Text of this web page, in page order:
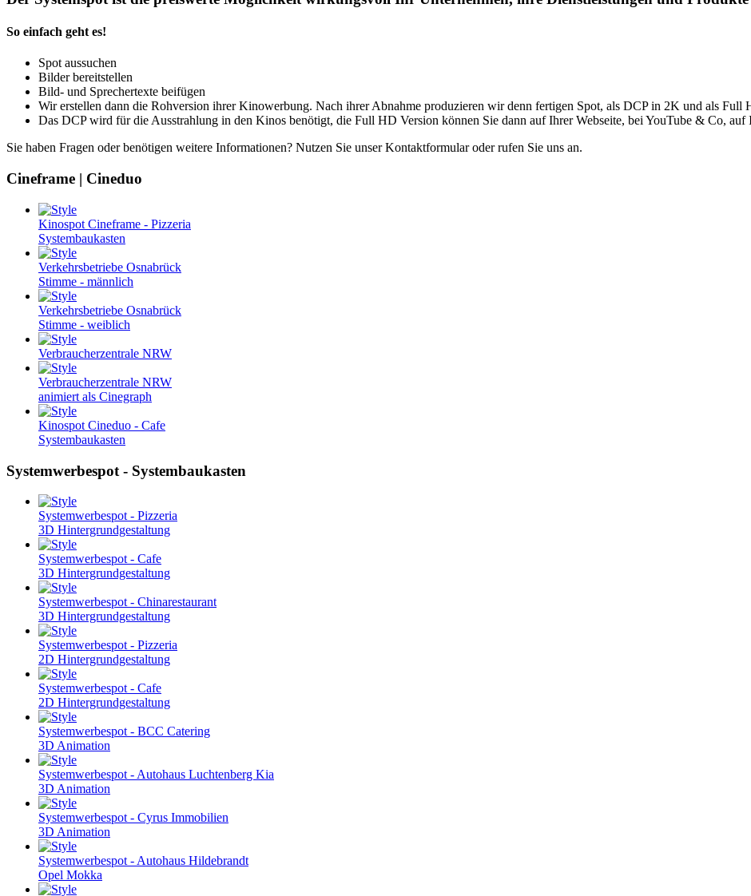
So einfach geht es!
Spot aussuchen
Bilder bereitstellen
Bild- und Sprechertexte beifügen
Wir erstellen dann die Rohversion ihrer Kinowerbung. Nach ihrer Abnahme produzieren wir denn fertigen Spot, als DCP in 2K und als Full
Das DCP wird für die Ausstrahlung in den Kinos benötigt, die Full HD Version können Sie dann auf Ihrer Webseite, bei YouTube & Co, auf
Sie haben Fragen oder benötigen weitere Informationen? Nutzen Sie unser Kontaktformular oder rufen Sie uns an.
Cineframe | Cineduo
Kinospot Cineframe - Pizzeria
Systembaukasten
Verkehrsbetriebe Osnabrück
Stimme - männlich
Verkehrsbetriebe Osnabrück
Stimme - weiblich
Verbraucherzentrale NRW
Verbraucherzentrale NRW
animiert als Cinegraph
Kinospot Cineduo - Cafe
Systembaukasten
Systemwerbespot - Systembaukasten
Systemwerbespot - Pizzeria
3D Hintergrundgestaltung
Systemwerbespot - Cafe
3D Hintergrundgestaltung
Systemwerbespot - Chinarestaurant
3D Hintergrundgestaltung
Systemwerbespot - Pizzeria
2D Hintergrundgestaltung
Systemwerbespot - Cafe
2D Hintergrundgestaltung
Systemwerbespot - BCC Catering
3D Animation
Systemwerbespot - Autohaus Luchtenberg Kia
3D Animation
Systemwerbespot - Cyrus Immobilien
3D Animation
Systemwerbespot - Autohaus Hildebrandt
Opel Mokka